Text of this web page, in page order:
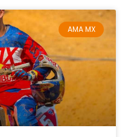
AMA MX